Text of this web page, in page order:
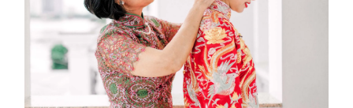
©2026 COPYRIGHT SUGAR WEDDING